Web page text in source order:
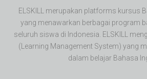
ELSKILL merupakan platforms kursus
yang menawarkan berbagai program
seluruh siswa di Indonesia. ELSKILL
(Learning Management System) yang
dalam belajar Bahasa